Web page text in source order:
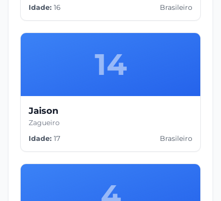
Idade: 16 Brasileiro
14
Jaison
Zagueiro
Idade: 17 Brasileiro